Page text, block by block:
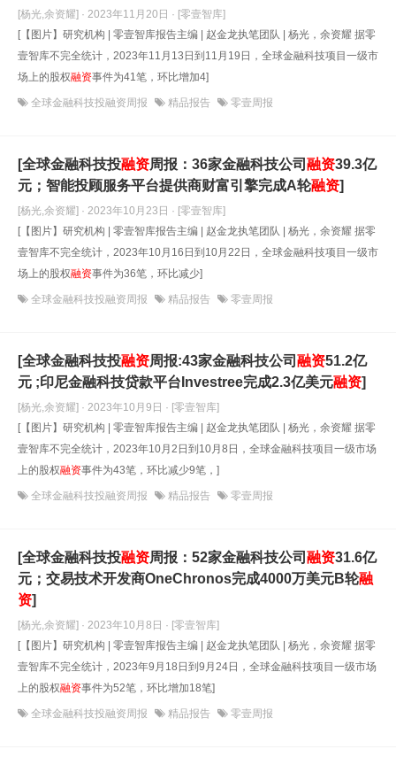
[杨光,余资耀] · 2023年11月20日 · [零壹智库]
[【图片】研究机构 | 零壹智库报告主编 | 赵金龙执笔团队 | 杨光，余资耀 据零
壹智库不完全统计，2023年11月13日到11月19日，全球金融科技项目一级市
场上的股权融资事件为41笔，环比增加4]
全球金融科技投融资周报 精品报告 零壹周报
[全球金融科技投融资周报：36家金融科技公司 融资39.3亿
元；智能投顾服务平台提供商财富引擎完成A轮融资]
[杨光,余资耀] · 2023年10月23日 · [零壹智库]
[【图片】研究机构 | 零壹智库报告主编 | 赵金龙执笔团队 | 杨光，余资耀 据零
壹智库不完全统计，2023年10月16日到10月22日，全球金融科技项目一级市
场上的股权融资事件为36笔，环比减少]
全球金融科技投融资周报 精品报告 零壹周报
[全球金融科技投融资周报:43家金融科技公司 融资51.2亿
元 ;印尼金融科技贷款平台Investree完成2.3亿美元融资]
[杨光,余资耀] · 2023年10月9日 · [零壹智库]
[【图片】研究机构 | 零壹智库报告主编 | 赵金龙执笔团队 | 杨光，余资耀 据零
壹智库不完全统计，2023年10月2日到10月8日，全球金融科技项目一级市场
上的股权融资事件为43笔，环比减少9笔，]
全球金融科技投融资周报 精品报告 零壹周报
[全球金融科技投融资周报：52家金融科技公司 融资31.6亿
元；交易技术开发商OneChronos完成4000万美元B轮融
资]
[杨光,余资耀] · 2023年10月8日 · [零壹智库]
[【图片】研究机构 | 零壹智库报告主编 | 赵金龙执笔团队 | 杨光，余资耀 据零
壹智库不完全统计，2023年9月18日到9月24日，全球金融科技项目一级市场
上的股权融资事件为52笔，环比增加18笔]
全球金融科技投融资周报 精品报告 零壹周报